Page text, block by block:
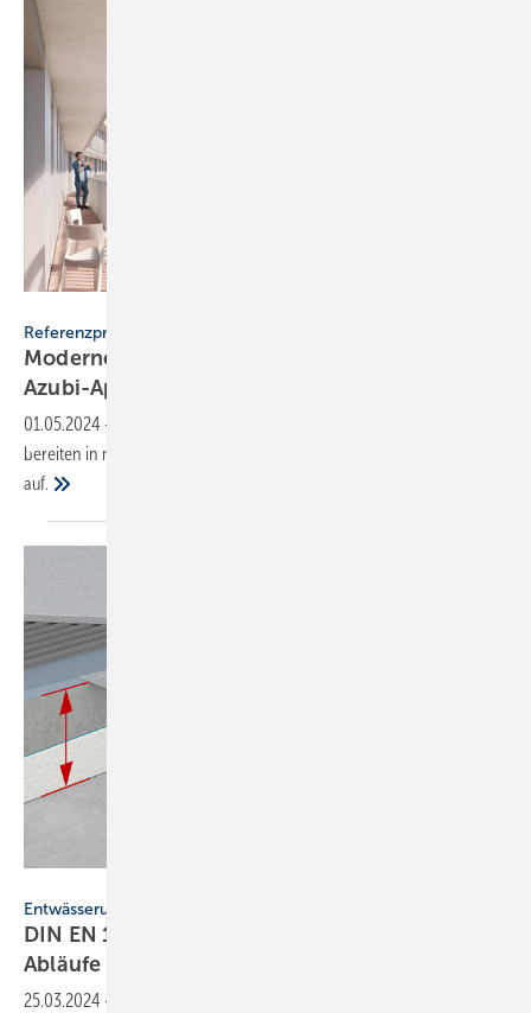
Referenzprojekt
Modernes Wohnen: AEG-Durch­lauf­erhitzer für
Azubi-Appartements
01.05.2024 -
bereiten in neuen Münchner Azubi-Appartements Warmwasser
auf.
Entwässerungstechnik
DIN EN 1253: Teil 6 regelt jetzt auch flache
Abläufe
25.03.2024 -